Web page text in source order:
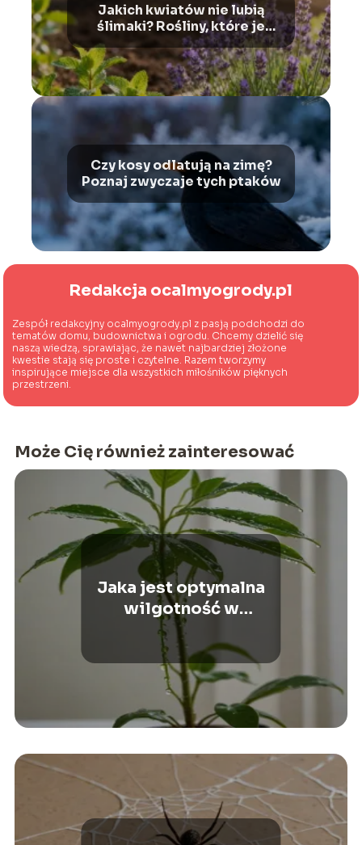
Jakich kwiatów nie lubią
ślimaki? Rośliny, które je
odstraszają
Czy kosy odlatują na zimę?
Poznaj zwyczaje tych ptaków
Redakcja ocalmyogrody.pl
Zespół redakcyjny ocalmyogrody.pl z pasją podchodzi do
tematów domu, budownictwa i ogrodu. Chcemy dzielić się
naszą wiedzą, sprawiając, że nawet najbardziej złożone
kwestie stają się proste i czytelne. Razem tworzymy
inspirujące miejsce dla wszystkich miłośników pięknych
przestrzeni.
Może Cię również zainteresować
Jaka jest optymalna
wilgotność w
mieszkaniu? Doskonałe
wartości dla zdrowia